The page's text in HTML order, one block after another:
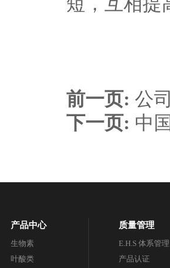
前一页: 公
下一页: 中
产品中心
生物素
叶酸类
质量管理
E.H.S 体系管理
产品认证